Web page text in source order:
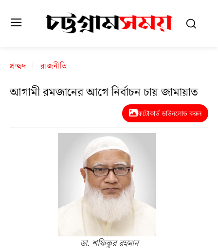
প্রচ্ছদ রাজনীতি
আগামী রমজানের আগে নির্বাচন চায় জামায়াত
ফটোকার্ড ডাউনলোড করুন
ডা. শফিকুর রহমান